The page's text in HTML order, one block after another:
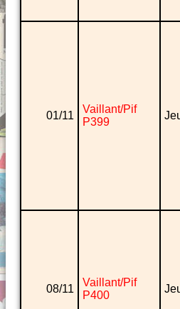
01/11
Vaillant/Pif
P399
08/11
Vaillant/Pif
P400